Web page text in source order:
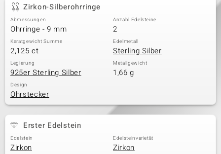
Classics
Zirkon-Silberohrringe
Abmessungen
Ohrringe - 9 mm
Anzahl Edelsteine
2
Karatgewicht Summe
2,125 ct
Edelmetall
Sterling Silber
Legierung
925er Sterling Silber
Metallgewicht
1,66 g
Design
Ohrstecker
Erster Edelstein
Edelstein
Zirkon
Edelsteinvarietät
Zirkon